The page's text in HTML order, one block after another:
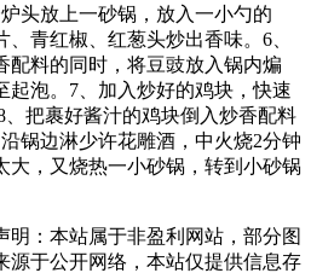
头放上一砂锅，放入一小勺的
青红椒、红葱头炒出香味。6、
配料的同时，将豆豉放入锅内煸
起泡。7、加入炒好的鸡块，快速
把裹好酱汁的鸡块倒入炒香配料
锅边淋少许花雕酒，中火烧2分钟
大，又烧热一小砂锅，转到小砂锅
明：本站属于非盈利网站，部分图
源于公开网络，本站仅提供信息存